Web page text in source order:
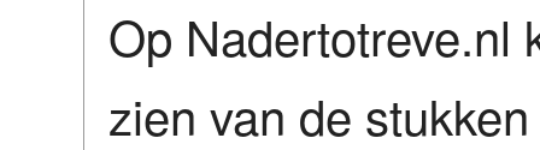
Op Nadertotreve.nl
zien van de